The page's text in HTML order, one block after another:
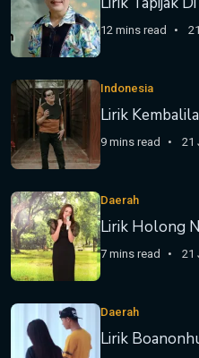
12 mins read
Indonesia
Lirik
9 mins read 21
Daerah
Lirik Holong
7 mins read 21
Daerah
Lirik